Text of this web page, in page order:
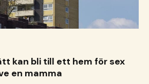
kan bli till ett hem för sex
en mamma